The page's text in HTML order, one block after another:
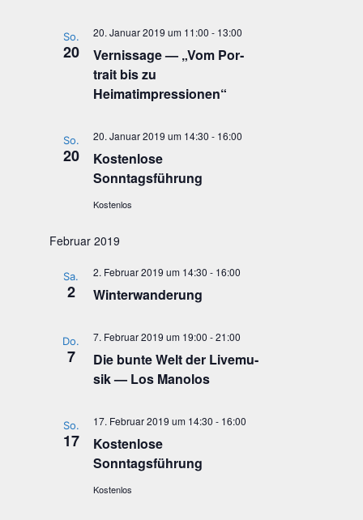
So.
20
Ver­nis­sa­ge — „Vom Por­
trait bis zu
Heimatimpressionen“
20. Januar 2019 um 11:00 - 13:00
So.
20
Kos­ten­lo­se
Sonntagsführung
20. Januar 2019 um 14:30 - 16:00
Kostenlos
Februar 2019
Sa.
2 Win­ter­wan­de­rung
2. Februar 2019 um 14:30 - 16:00
Do.
7
Die bun­te Welt der Live­mu­
sik — Los Manolos
7. Februar 2019 um 19:00 -21:00
So.
17
Kos­ten­lo­se
Sonntagsführung
17. Februar 2019 um 14:30 - 16:00
Kostenlos